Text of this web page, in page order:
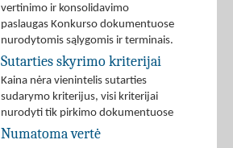
vertinimo ir konsolidavimo
paslaugas Konkurso dokumentuose
nurodytomis sąlygomis ir terminais.
Sutarties skyrimo kriterijai
Kaina nėra vienintelis sutarties
sudarymo kriterijus, visi kriterijai
nurodyti tik pirkimo dokumentuose
Numatoma vertė